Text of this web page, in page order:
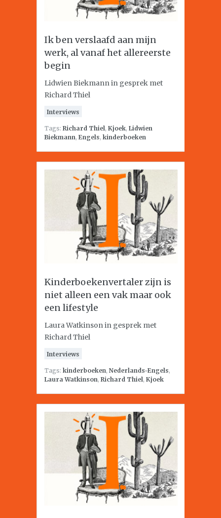
Ik ben verslaafd aan mijn
werk, al vanaf het allereerste
begin
Lidwien Biekmann in gesprek met
Richard Thiel
Interviews
Tags: Richard Thiel, Kjoek, Lidwien
Biekmann, Engels, kinderboeken
Kinderboekenvertaler zijn is
niet alleen een vak maar ook
een lifestyle
Laura Watkinson in gesprek met
Richard Thiel
Interviews
Tags: kinderboeken, Nederlands-Engels,
Laura Watkinson, Richard Thiel, Kjoek